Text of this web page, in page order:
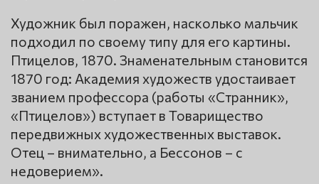
Художник был поражен, насколько мальчик
подходил по своему типу для его картины.
Птицелов, 1870. Знаменательным становится
1870 год: Академия художеств удостаивает
званием профессора (работы «Странник»,
«Птицелов») вступает в Товарищество
передвижных художественных выставок.
Отец – внимательно, а Бессонов – с
недоверием».